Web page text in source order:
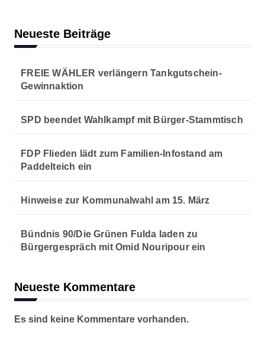
u
m
m
e
i
e
r
u
g
d
Neueste Beiträge
FREIE WÄHLER verlängern Tankgutschein-
Gewinnaktion
SPD beendet Wahlkampf mit Bürger-Stammtisch
FDP Flieden lädt zum Familien-Infostand am
Paddelteich ein
Hinweise zur Kommunalwahl am 15. März
Bündnis 90/Die Grünen Fulda laden zu
Bürgergespräch mit Omid Nouripour ein
Neueste Kommentare
Es sind keine Kommentare vorhanden.